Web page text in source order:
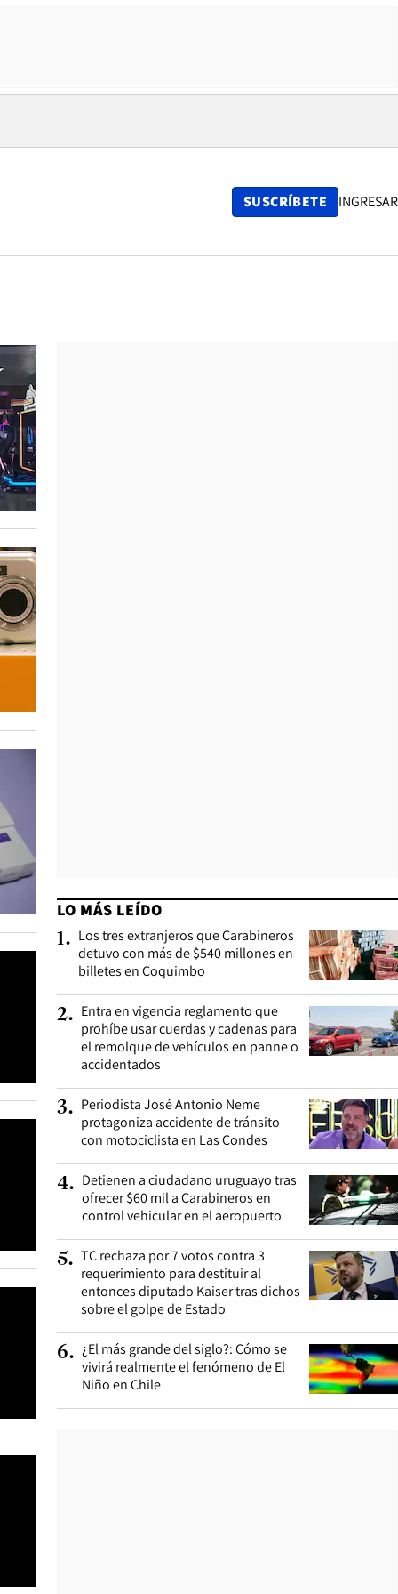
SUSCRÍBETE INGRESAR
LO MÁS LEÍDO
1. Los tres extranjeros que Carabineros
detuvo con más de $540 millones en
billetes en Coquimbo
2. Entra en vigencia reglamento que
prohíbe usar cuerdas y cadenas para
el remolque de vehículos en panne o
accidentados
3. Periodista José Antonio Neme
protagoniza accidente de tránsito
con motociclista en Las Condes
4. Detienen a ciudadano uruguayo tras
ofrecer $60 mil a Carabineros en
control vehicular en el aeropuerto
5. TC rechaza por 7 votos contra 3
requerimiento para destituir al
entonces diputado Kaiser tras dichos
sobre el golpe de Estado
6. ¿El más grande del siglo?: Cómo se
vivirá realmente el fenómeno de El
Niño en Chile